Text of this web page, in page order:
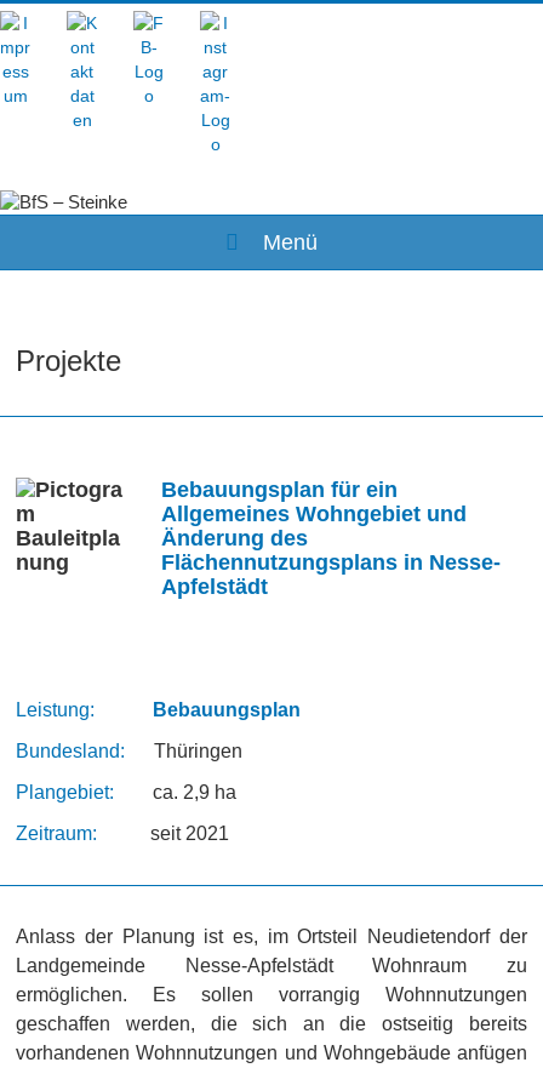
Büro
Menü
Projekte
Bebauungsplan für ein
Allgemeines Wohngebiet und
Änderung des
Flächennutzungsplans in Nesse-
Apfelstädt
Leistung: Bebauungsplan
Bundesland: Thüringen
Plangebiet: ca. 2,9 ha
Zeitraum: seit 2021
Anlass der Planung ist es, im Ortsteil Neudietendorf der
Landgemeinde Nesse-Apfelstädt Wohnraum zu
ermöglichen. Es sollen vorrangig Wohnnutzungen
geschaffen werden, die sich an die ostseitig bereits
vorhandenen Wohnnutzungen und Wohngebäude anfügen